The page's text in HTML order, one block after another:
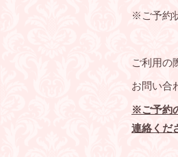
※ご予約
ご利用の
お問い合
※ご予約
連絡くだ